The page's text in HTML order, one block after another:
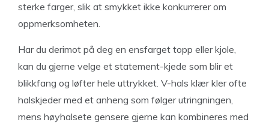
sterke farger, slik at smykket ikke konkurrerer om
oppmerksomheten.
Har du derimot på deg en ensfarget topp eller kjole,
kan du gjerne velge et statement-kjede som blir et
blikkfang og løfter hele uttrykket. V-hals klær kler ofte
halskjeder med et anheng som følger utringningen,
mens høyhalsete gensere gjerne kan kombineres med